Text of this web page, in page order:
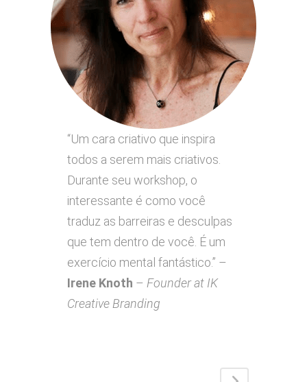
“Um cara criativo que inspira
todos a serem mais criativos.
Durante seu workshop, o
interessante é como você
traduz as barreiras e desculpas
que tem dentro de você. É um
exercício mental fantástico.” –
Irene Knoth – Founder at IK
Creative Branding